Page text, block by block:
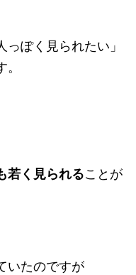
っぽく見られたい」
若く見られることが
いたのですが